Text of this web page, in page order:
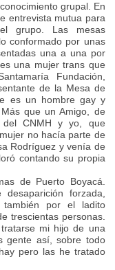
grupal. En
entrevista mutua para
grupo. Las mesas
conformado por unas
una a una por
una mujer trans que
Fundación,
de la Mesa de
es un hombre gay y
que un Amigo, de
del CNMH y yo, que
no hacía parte de
Rodríguez y venía de
contando su propia
de Puerto Boyacá.
forzada,
también por el ladito
trescientas personas.
mi hijo de una
gente así, sobre todo
pero las he tratado